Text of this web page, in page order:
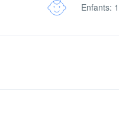
Enfants: 1